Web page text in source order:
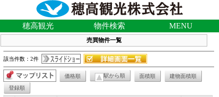
穂高観光 物件検索 MENU
売買物件一覧
該当件数：2件
価格順 駅から順 面積順 建物面積順
登録順